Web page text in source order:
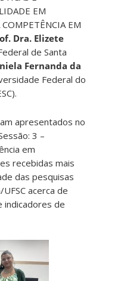
EM
EM
Dra. Elizete
de Santa
Fernanda da
Federal do
apresentados no
3 –
em
recebidas mais
das pesquisas
acerca de
indicadores de